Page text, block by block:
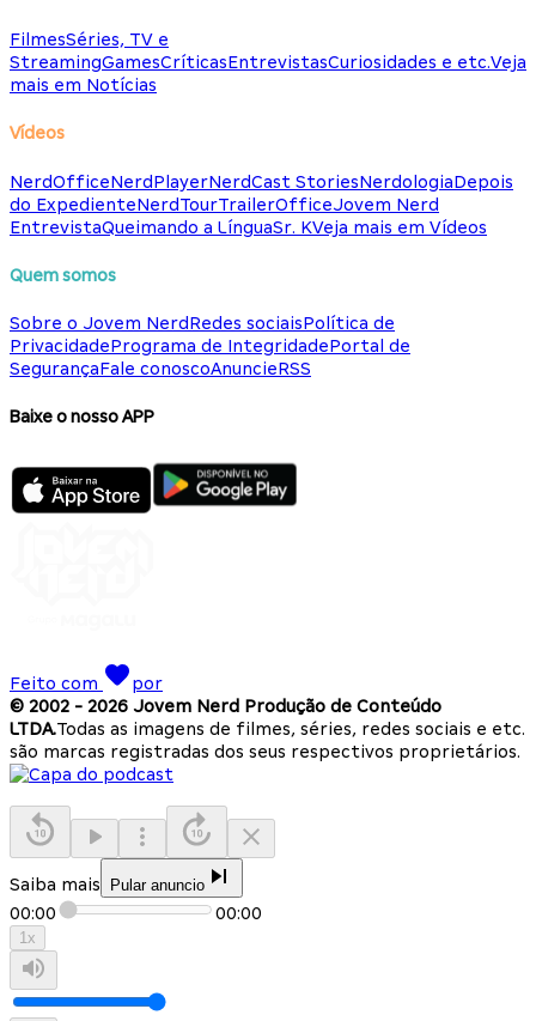
FilmesSéries, TV e
StreamingGamesCríticasEntrevistasCuriosidades e etc.Veja
mais em Notícias
Vídeos
NerdOfficeNerdPlayerNerdCast StoriesNerdologiaDepois
do ExpedienteNerdTourTrailerOfficeJovem Nerd
EntrevistaQueimando a LínguaSr. KVeja mais em Vídeos
Quem somos
Sobre o Jovem NerdRedes sociaisPolítica de
PrivacidadePrograma de IntegridadePortal de
SegurançaFale conoscoAnuncieRSS
Baixe o nosso APP
Feito com
por
© 2002 - 2026 Jovem Nerd Produção de Conteúdo
LTDA.Todas as imagens de filmes, séries, redes sociais e etc.
são marcas registradas dos seus respectivos proprietários.
Saiba mais Pular anuncio
00:00 00:00
1x